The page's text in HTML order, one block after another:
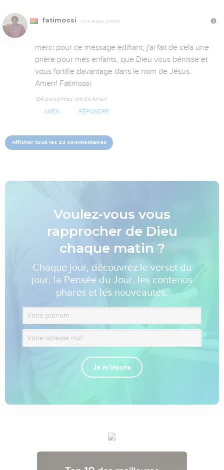
fatimossi Il y a 13 ans, 9 mois
merci pour ce message édifiant, j'ai fait de cela une
prière pour mes enfants, que Dieu vous bénisse et
vous fortifie davantage dans le nom de Jésus.
Amen! Fatimossi
104 personnes ont dit Amen
AMEN RÉPONDRE
Afficher tous les 23 commentaires
Voulez-vous vous
rapprocher de Dieu
chaque matin ?
Chaque jour, découvrez le verset du
jour, la Pensée du Jour, les contenus
phares et les nouveautés.
Je m'inscris